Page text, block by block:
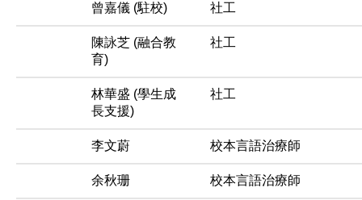
曾嘉儀 (駐校) 社工
陳詠芝 (融合教
育)
社工
林華盛 (學生成
長支援)
社工
李文蔚 校本言語治療師
余秋珊 校本言語治療師